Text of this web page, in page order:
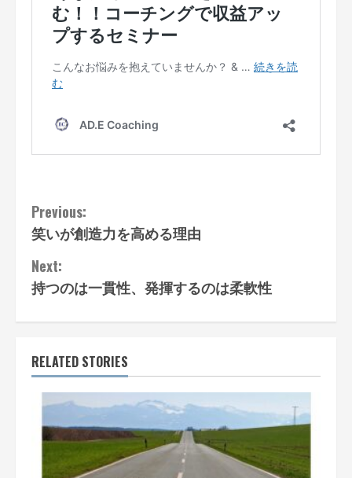
Continue
Reading
Previous:
笑いが創造力を高める理由
Next:
持つのは一貫性、発揮するのは柔軟性
RELATED STORIES